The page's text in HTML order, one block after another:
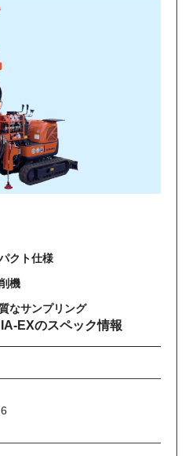
クト仕様
機
なサンプリング
EXのスペック情報